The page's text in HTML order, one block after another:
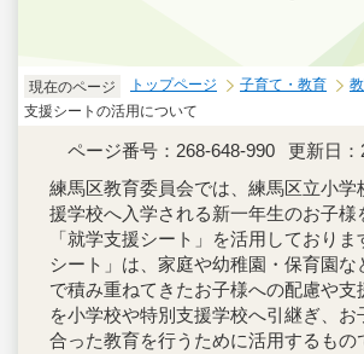
現在のページ トップページ 子育て・教育
支援シートの活用について
ページ番号：268-648-990
更新日：
練馬区教育委員会では、練馬区立小学
援学校へ入学される新一年生のお子様
「就学支援シート」を活用しており
シート」は、家庭や幼稚園・保育園な
で積み重ねてきたお子様への配慮や支
を小学校や特別支援学校へ引継ぎ、お
合った教育を行うために活用するもの